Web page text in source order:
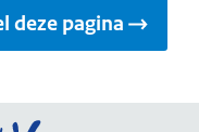
deze pagina